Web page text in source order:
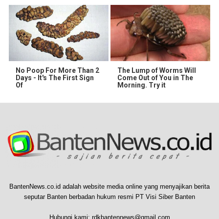
No Poop For More Than 2
Days - It's The First Sign
Of
The Lump of Worms Will
Come Out of You in The
Morning. Try it
BantenNews.co.id adalah website media online yang menyajikan berita
seputar Banten berbadan hukum resmi PT Visi Siber Banten
Hubungi kami: rdkbantennews@gmail.com